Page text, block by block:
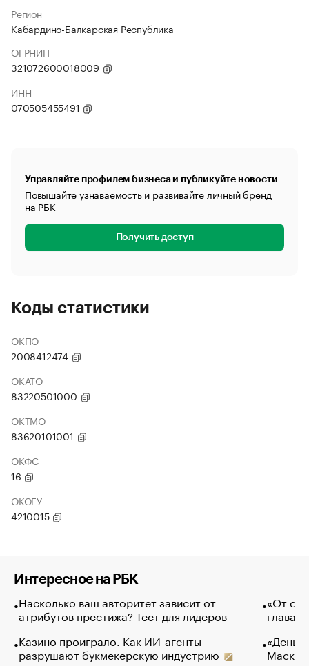
Регион
Кабардино-Балкарская Республика
ОГРНИП
321072600018009
ИНН
070505455491
Управляйте профилем бизнеса и публикуйте новости
Повышайте узнаваемость и развивайте личный бренд
на РБК
Получить доступ
Коды статистики
ОКПО
2008412474
ОКАТО
83220501000
ОКТМО
83620101001
ОКФС
16
ОКОГУ
4210015
Интересное на РБК
Насколько ваш авторитет зависит от
атрибутов престижа? Тест для лидеров
Казино проиграло. Как ИИ-агенты
разрушают букмекерскую индустрию
«От
глава
Маск в